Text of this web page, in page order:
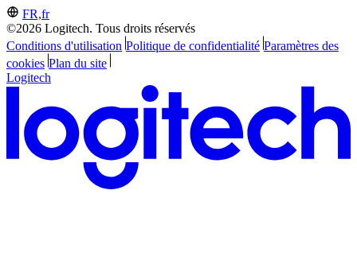
FR,fr
©2026 Logitech. Tous droits réservés
Conditions d'utilisation Politique de confidentialité Paramètres des
cookies Plan du site
Logitech